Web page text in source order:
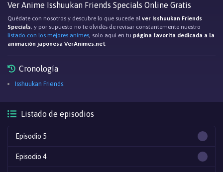
Ver Anime Isshuukan Friends Specials Online Gratis
Quédate con nosotros y descubre lo que sucede alver Isshuukan Friends
Specials, y por supuesto no te olvidés de revisar constantemente nuestro
listado con los mejores animes, solo aqui en tu página favorita dedicada a la
animación japonesa VerAnimes.net.
Cronología
Isshuukan Friends.
Listado de episodios
Episodio 5
Episodio 4